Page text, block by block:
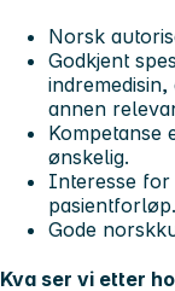
Norsk
Godkjent
annen
Kompetanse
ønskelig.
Interesse for
pasientforløp.
Gode
Kva ser vi etter